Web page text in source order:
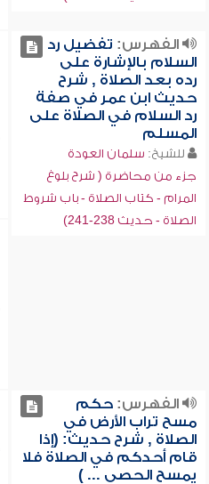
الفهرس: تفضيل رد
السلام بالإشارة على
رده بعد الصلاة , شرح
حديث ابن عمر في صفة
رد السلام في الصلاة على
المسلم
للشيخ: سلمان العودة
جزء من محاضرة ( شرح بلوغ
المرام - كتاب الصلاة - باب شروط
الصلاة - حديث 238-241)
الفهرس:حكم
مسح تراب الأرض في
الصلاة , شرح حديث: (إذا
قام أحدكم في الصلاة فلا
يمسح الحصى ... )